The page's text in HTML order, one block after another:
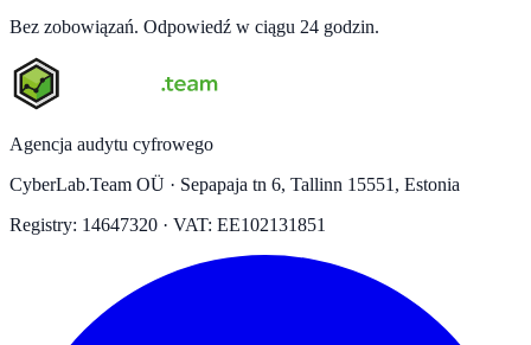
Bez zobowiązań. Odpowiedź w ciągu 24 godzin.
Agencja audytu cyfrowego
CyberLab.Team OÜ · Sepapaja tn 6, Tallinn 15551, Estonia
Registry: 14647320 · VAT: EE102131851